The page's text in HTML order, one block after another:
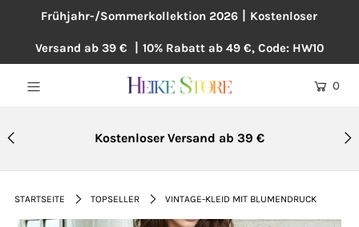
Frühjahr-/Sommerkollektion 2026丨Kostenloser
Versand ab 39 € 丨10% Rabatt ab 49 €, Code: HW10
0
Kostenloser Versand ab 39 €
STARTSEITE TOPSELLER VINTAGE-KLEID MIT BLUMENDRUCK
ÜBERGRÖßE